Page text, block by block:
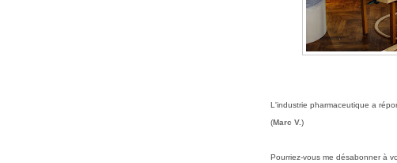
L'industrie pharmaceutique a
(Marc V.)
Pourriez-vous me désabonner à